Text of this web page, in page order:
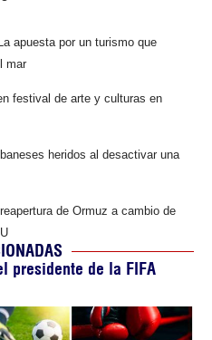
apuesta por un turismo que
mar
festival de arte y culturas en
heridos al desactivar una
de Ormuz a cambio de
presidente de la FIFA